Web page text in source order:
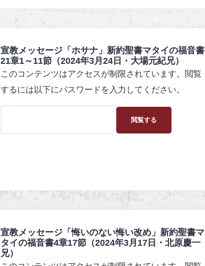
宣教メッセージ「ホサナ」新約聖書マタイの福音書
21章1～11節（2024年3月24日・大場元紀兄）
このコンテンツはアクセスが制限されています。閲覧
するには以下にパスワードを入力してください。
宣教メッセージ「悔いのない悔い改め」新約聖書マ
タイの福音書4章17節（2024年3月17日・北原慶一
兄）